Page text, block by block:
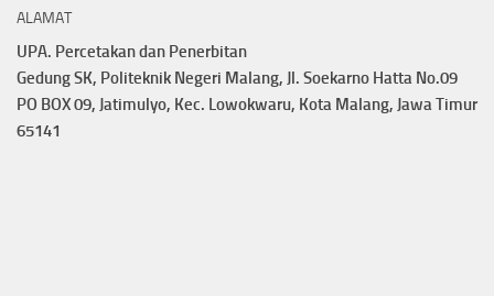
ALAMAT
UPA. Percetakan dan Penerbitan
Gedung SK, Politeknik Negeri Malang, Jl. Soekarno Hatta No.09
PO BOX 09, Jatimulyo, Kec. Lowokwaru, Kota Malang, Jawa Timur
65141